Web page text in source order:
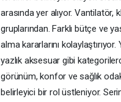
arasında yer alıyor. Vantilatör,
gruplarından. Farklı bütçe ve
alma kararlarını
yazlık aksesuar gibi
görünüm, konfor ve sağlık
belirleyici bir rol üstleniyor.